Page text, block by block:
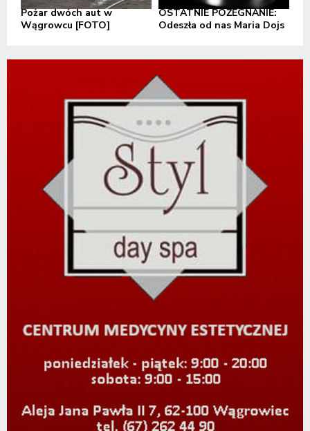
Pożar dwóch aut w
Wągrowcu [FOTO]
OSTATNIE POŻEGNANIE:
Odeszła od nas Maria Dojs